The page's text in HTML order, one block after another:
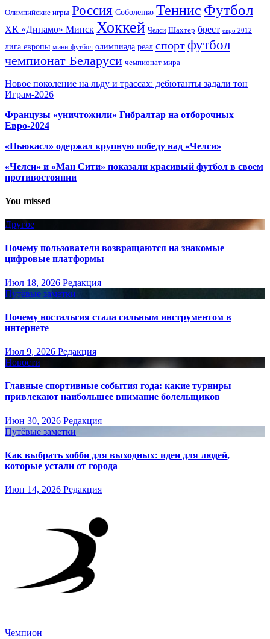
Олимпийские игры Россия Соболенко Теннис Футбол
ХК «Динамо» Минск Хоккей Челси Шахтер брест евро 2012
лига европы мини-футбол олимпиада реал спортфутбол
чемпионат Беларуси чемпионат мира
Новое поколение на льду и трассах: дебютанты задали тон
Играм-2026
Французы «уничтожили» Гибралтар на отборочных
Евро-2024
«Ньюкасл» одержал крупную победу над «Челси»
«Челси» и «Ман Сити» показали красивый футбол в своем
противостоянии
You missed
Другое
Почему пользователи возвращаются на знакомые
цифровые платформы
Июл 18, 2026 Редакция
Путёвые заметки
Почему ностальгия стала сильным инструментом в
интернете
Июл 9, 2026 Редакция
Новости
Главные спортивные события года: какие турниры
привлекают наибольшее внимание болельщиков
Июн 30, 2026 Редакция
Путёвые заметки
Как выбрать хобби для выходных: идеи для людей,
которые устали от города
Июн 14, 2026 Редакция
Чемпион